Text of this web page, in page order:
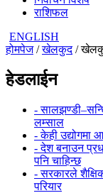
राशिफल
ENGLISH
होमपेज/खेलकुद/ खेलकुद
हेडलाईन
-
लम्साल
- केही उद्योगमा
- देश बनाउन
पनि चाहिन्छ
- सरकारले
परियार